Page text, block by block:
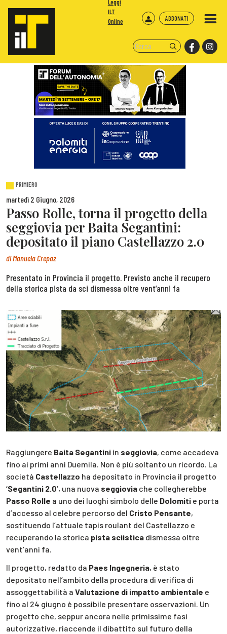
ABBONATI
Leggi
ILT
Online
PRIMIERO
martedì 2 Giugno, 2026
Passo Rolle, torna il progetto della
seggiovia per Baita Segantini:
depositato il piano Castellazzo 2.0
diManuela Crepaz
Presentato in Provincia il progetto. Previsto anche il recupero
della storica pista da sci dismessa oltre vent’anni fa
Raggiungere Baita Segantini in seggiovia, come accadeva
fino ai primi anni Duemila. Non è più soltanto un ricordo. La
società Castellazzo ha depositato in Provincia il progetto
‘Segantini 2.0‘, una nuova seggiovia che collegherebbe
Passo Rolle a uno dei luoghi simbolo delle Dolomiti e porta
d’accesso al celebre percorso del Cristo Pensante,
sostituendo l’attuale tapis roulant del Castellazzo e
recuperando la storica pista sciistica dismessa oltre
vent’anni fa.
Il progetto, redatto da Paes Ingegneria, è stato
depositato nell’ambito della procedura di verifica di
assoggettabilità a Valutazione di impatto ambientale e
fino al 24 giugno è possibile presentare osservazioni. Un
progetto che, seppur ancora nelle primissime fasi
autorizzative, riaccende il dibattito sul futuro della